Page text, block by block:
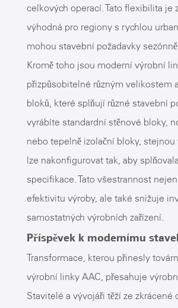
celkových operací. Tato flexibilita je
výhodná pro regiony s rychlou
mohou stavební požadavky
Kromě toho jsou moderní výrobní
přizpůsobitelné různým velikostem
bloků, které splňují různé stavební
vyrábíte standardní stěnové bloky,
nebo tepelně izolační bloky,
lze nakonfigurovat tak, aby
specifikace. Tato všestrannost
efektivitu výroby, ale také snižuje
samostatných výrobních zařízení.
Příspěvek k modernímu
Transformace, kterou přinesly
výrobní linky AAC, přesahuje
Stavitelé a vývojáři těží ze zkrácené